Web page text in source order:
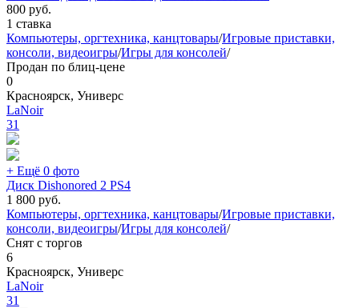
800 руб.
1 ставка
Компьютеры, оргтехника, канцтовары/Игровые приставки,
консоли, видеоигры/Игры для консолей/
Продан по блиц-цене
0
Красноярск, Универс
LaNoir
31
+ Ещё 0 фото
Диск Dishonored 2 PS4
1 800 руб.
Компьютеры, оргтехника, канцтовары/Игровые приставки,
консоли, видеоигры/Игры для консолей/
Снят с торгов
6
Красноярск, Универс
LaNoir
31